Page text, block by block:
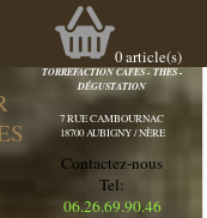
0article(s)
COMMERCE
SPECIALISÉ
TORREFACTION CAFES - THES -
DÉGUSTATION
7 RUE CAMBOURNAC
18700 AUBIGNY / NÈRE
Contactez-nous
Tel:
06.26.69.90.46